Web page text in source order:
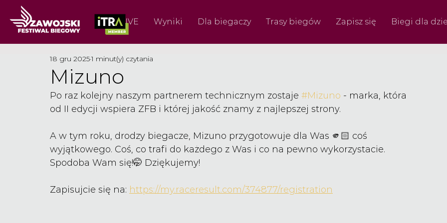
LIVE Wyniki Dla biegaczy Trasy biegów Zapisz się Biegi dla
Mizuno
18 gru 20251 minut(y) czytania
Po raz kolejny naszym partnerem technicznym zostaje #Mizuno - marka, która
od II edycji wspiera ZFB i której jakość znamy z najlepszej strony.
A w tym roku, drodzy biegacze, Mizuno przygotowuje dla Was 🫵🏻 coś
wyjątkowego. Coś, co trafi do każdego z Was i co na pewno wykorzystacie.
Spodoba Wam się!🤭 Dziękujemy!
Zapisujcie się na: https://my.raceresult.com/374877/registration